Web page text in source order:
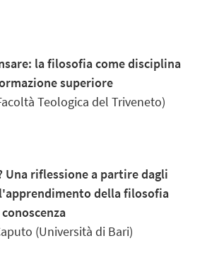
la filosofia come disciplina
superiore
Teologica del Triveneto)
riflessione a partire dagli
della filosofia
(Università di Bari)